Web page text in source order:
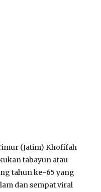
(Jatim) Khofifah
tabayun atau
tahun ke-65 yang
dan sempat viral